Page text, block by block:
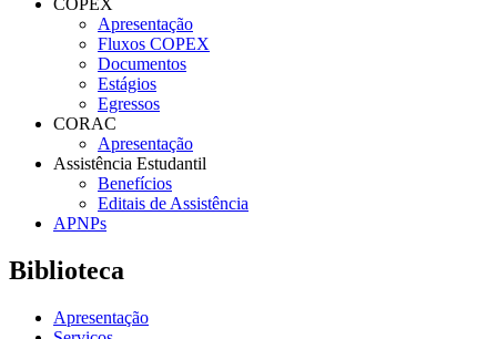
Apresentação
Fluxos COPEX
Documentos
Estágios
Egressos
CORAC
Apresentação
Assistência Estudantil
Benefícios
Editais de Assistência
APNPs
Biblioteca
Apresentação